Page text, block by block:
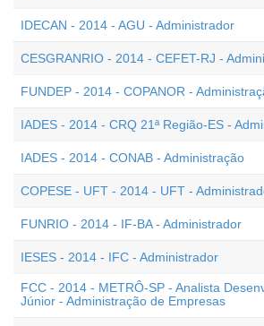
IDECAN - 2014 - AGU - Administrador
CESGRANRIO - 2014 - CEFET-RJ -
FUNDEP - 2014 - COPANOR -
IADES - 2014 - CRQ 21ª Região-ES -
IADES - 2014 - CONAB - Administração
COPESE - UFT - 2014 - UFT -
FUNRIO - 2014 - IF-BA - Administrador
IESES - 2014 - IFC - Administrador
FCC - 2014 - METRÔ-SP - Analista
Júnior - Administração de Empresas